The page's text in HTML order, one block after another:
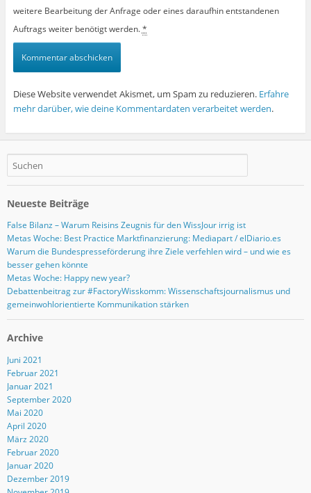
weitere Bearbeitung der Anfrage oder eines daraufhin entstandenen
Auftrags weiter benötigt werden.*
Diese Website verwendet Akismet, um Spam zu reduzieren. Erfahre
mehr darüber, wie deine Kommentardaten verarbeitet werden.
Neueste Beiträge
False Bilanz – Warum Reisins Zeugnis für den WissJour irrig ist
Metas Woche: Best Practice Marktfinanzierung: Mediapart / elDiario.es
Warum die Bundespresseförderung ihre Ziele verfehlen wird – und wie es
besser gehen könnte
Metas Woche: Happy new year?
Debattenbeitrag zur #FactoryWisskomm: Wissenschaftsjournalismus und
gemeinwohlorientierte Kommunikation stärken
Archive
Juni 2021
Februar 2021
Januar 2021
September 2020
Mai 2020
April 2020
März 2020
Februar 2020
Januar 2020
Dezember 2019